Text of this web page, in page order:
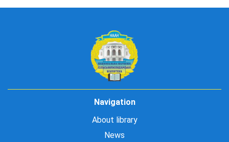
Navigation
About library
News